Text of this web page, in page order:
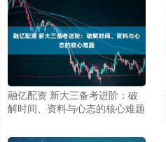
融亿配资 新大三备考进阶：破
解时间、资料与心态的核心难题